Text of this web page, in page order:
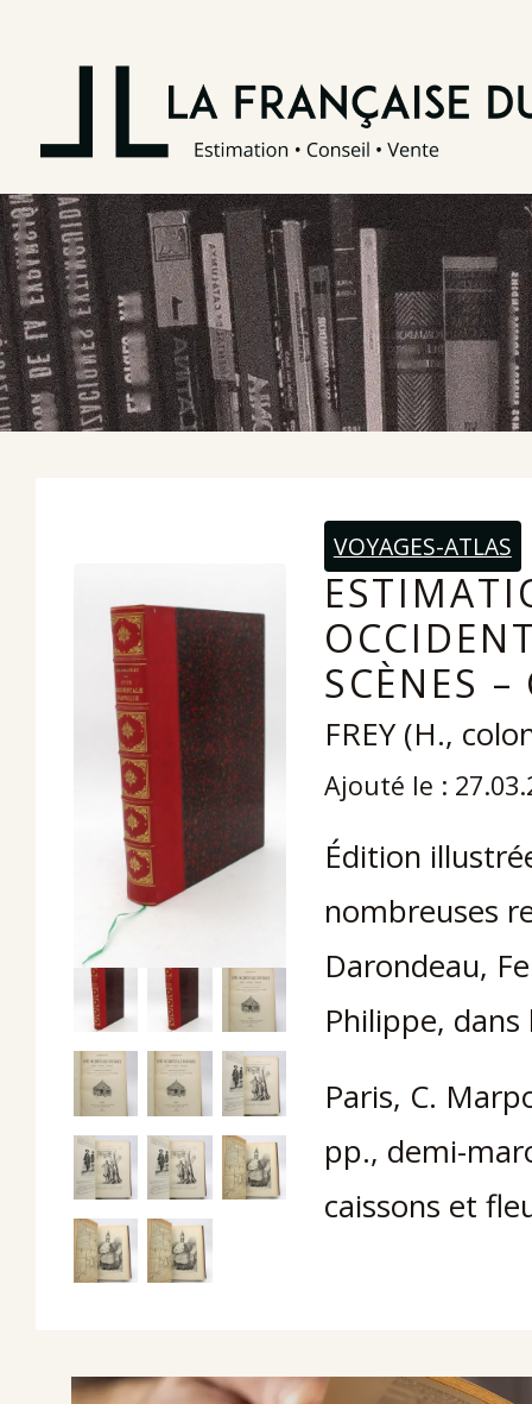
VOYAGES-ATLAS
SCÈNES
FREY (H.,
Ajouté le :
Édition
nombreuses
Darondeau,
Philippe,
Paris, C.
pp., demi-
caissons et